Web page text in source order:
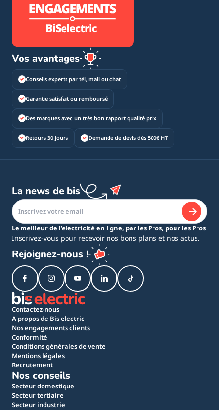
Vos avantages
Conseils experts par tél, mail ou chat
Garantie satisfait ou remboursé
Des marques avec un très bon rapport qualité prix
Retours 30 jours Demande de devis dès 500€ HT
La news de bis
Le meilleur de l’electricité en ligne, par les Pros, pour les Pros
Inscrivez-vous pour recevoir nos bons plans et nos actus.
Rejoignez-nous !
Contactez-nous
A propos de Bis electric
Nos engagements clients
Conformité
Conditions générales de vente
Mentions légales
Recrutement
Nos conseils
Secteur domestique
Secteur tertiaire
Secteur industriel